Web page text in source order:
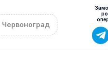
Червоноград